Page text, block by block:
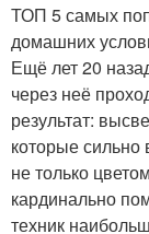
ТОП 5 самых
домашних
Ещё лет 20
через неё
результат:
которые
не только
кардинально
техник